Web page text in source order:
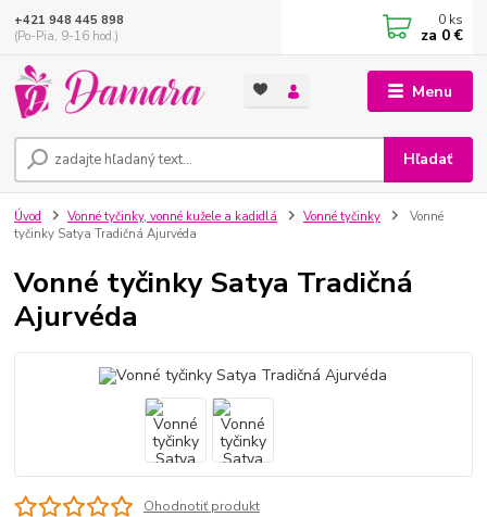
Menu
Hľadať
+421 948 445 898
(Po-Pia, 9-16 hod.)
0 ks
za 0 €
Úvod Vonné tyčinky, vonné kužele a kadidlá Vonné tyčinky
Vonné
tyčinky Satya Tradičná Ajurvéda
Vonné tyčinky Satya Tradičná
Ajurvéda
Ohodnotiť produkt